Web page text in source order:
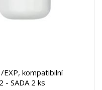
EXP, kompatibilní
- SADA 2 ks